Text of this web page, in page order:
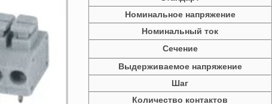
Номинальное напряжение
Номинальный ток
Сечение
Выдерживаемое напряжение
Шаг
Количество контактов